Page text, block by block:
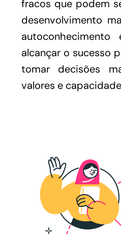
fracos que podem
desenvolvimento
alcançar o sucesso
tomar decisões
valores e